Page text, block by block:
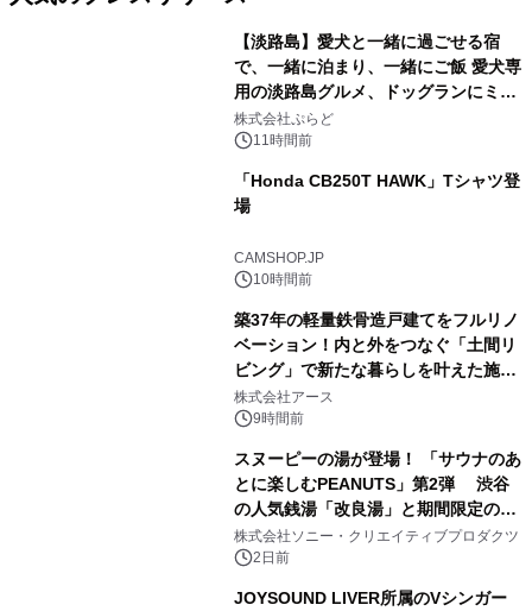
【淡路島】愛犬と一緒に過ごせる宿
で、一緒に泊まり、一緒にご飯 愛犬専
用の淡路島グルメ、ドッグランにミニ
プール グランピングとトレーラーハウ
スの2施設で
株式会社ぷらど
11時間前
「Honda CB250T HAWK」Tシャツ登
場
CAMSHOP.JP
10時間前
築37年の軽量鉄骨造戸建てをフルリノ
ベーション！内と外をつなぐ「土間リ
ビング」で新たな暮らしを叶えた施工
事例を株式会社アースが公開
株式会社アース
9時間前
スヌーピーの湯が登場！ 「サウナのあ
とに楽しむPEANUTS」第2弾 渋谷
の人気銭湯「改良湯」と期間限定のコ
ラボレーション サウナイキタイコラ
ボグッズも発売決定！
株式会社ソニー・クリエイティブプロダクツ
2日前
JOYSOUND LIVER所属のVシンガー